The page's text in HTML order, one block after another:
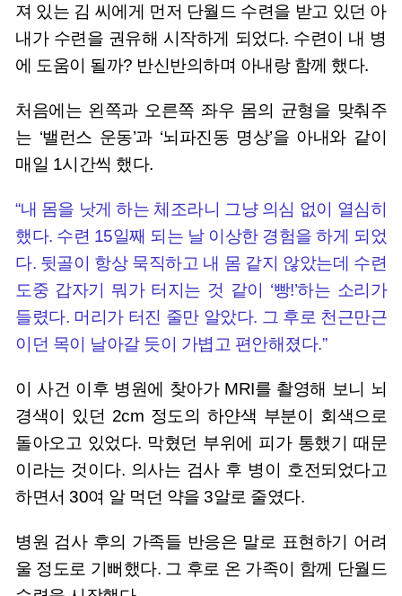
져 있는 김 씨에게 먼저 단월드 수련을 받고 있던 아
내가 수련을 권유해 시작하게 되었다. 수련이 내 병
에 도움이 될까? 반신반의하며 아내랑 함께 했다.
처음에는 왼쪽과 오른쪽 좌우 몸의 균형을 맞춰주
는 ‘밸런스 운동’과 ‘뇌파진동 명상’을 아내와 같이
매일 1시간씩 했다.
“내 몸을 낫게 하는 체조라니 그냥 의심 없이 열심히
했다. 수련 15일째 되는 날 이상한 경험을 하게 되었
다. 뒷골이 항상 묵직하고 내 몸 같지 않았는데 수련
도중 갑자기 뭐가 터지는 것 같이 ‘빵!’하는 소리가
들렸다. 머리가 터진 줄만 알았다. 그 후로 천근만근
이던 목이 날아갈 듯이 가볍고 편안해졌다.”
이 사건 이후 병원에 찾아가 MRI를 촬영해 보니 뇌
경색이 있던 2cm 정도의 하얀색 부분이 회색으로
돌아오고 있었다. 막혔던 부위에 피가 통했기 때문
이라는 것이다. 의사는 검사 후 병이 호전되었다고
하면서 30여 알 먹던 약을 3알로 줄였다.
병원 검사 후의 가족들 반응은 말로 표현하기 어려
울 정도로 기뻐했다. 그 후로 온 가족이 함께 단월드